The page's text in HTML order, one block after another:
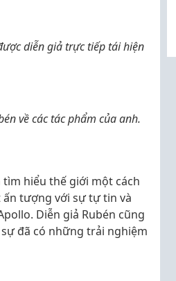
diễn giả trực tiếp tái hiện
về các tác phẩm của anh.
tìm hiểu thế giới một cách
tượng với sự tự tin và
Diễn giả Rubén cũng
sự đã có những trải nghiệm